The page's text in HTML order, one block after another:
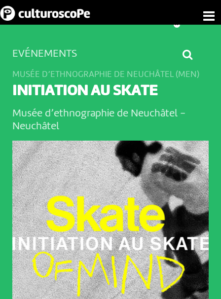
EVÉNEMENTS
MUSÉE D’ETHNOGRAPHIE DE NEUCHÂTEL (MEN)
INITIATION AU SKATE
Musée d’ethnographie de Neuchâtel -
Neuchâtel